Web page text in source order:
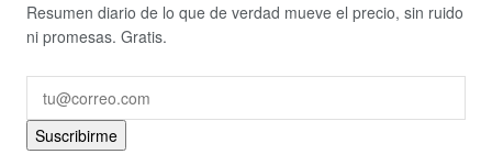
Resumen diario de lo que de verdad mueve el precio, sin ruido
ni promesas. Gratis.
Suscribirme